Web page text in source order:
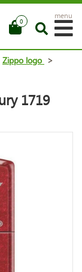
0
menu
Zippo logo >
1719